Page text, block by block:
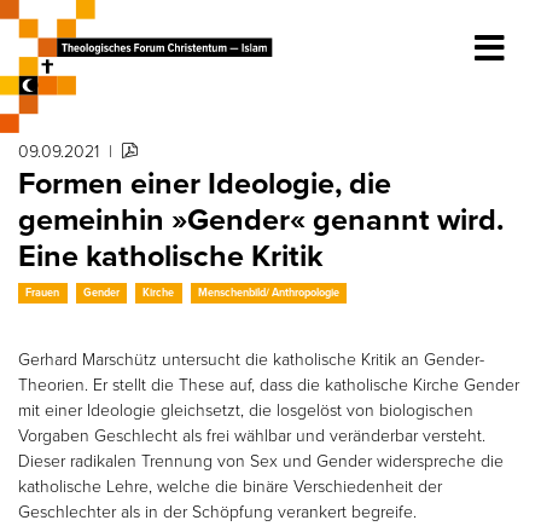
09.09.2021 |
Formen einer Ideologie, die
gemeinhin »Gender« genannt wird.
Eine katholische Kritik
Frauen Gender Kirche Menschenbild/ Anthropologie
Gerhard Marschütz untersucht die katholische Kritik an Gender-
Theorien. Er stellt die These auf, dass die katholische Kirche Gender
mit einer Ideologie gleichsetzt, die losgelöst von biologischen
Vorgaben Geschlecht als frei wählbar und veränderbar versteht.
Dieser radikalen Trennung von Sex und Gender widerspreche die
katholische Lehre, welche die binäre Verschiedenheit der
Geschlechter als in der Schöpfung verankert begreife.